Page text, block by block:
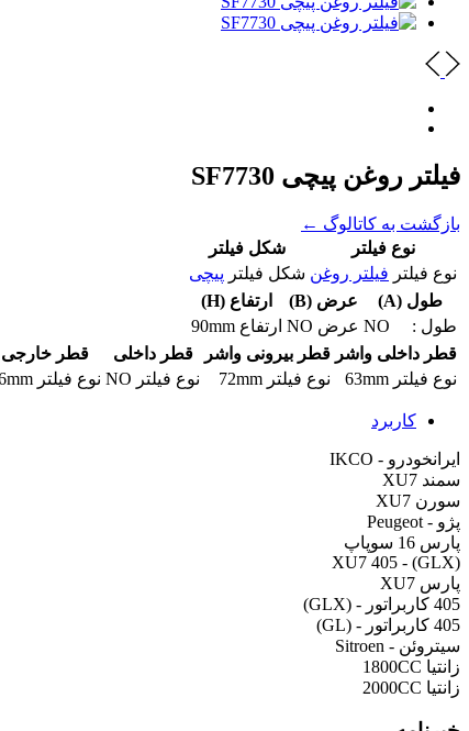
فیلتر روغن پیچی SF7730
بازگشت به کاتالوگ ←
نوع فیلتر
شکل فیلتر
نوع فیلتر فیلتر روغن شکل فیلتر پیچی
طول (A)
عرض (B)
ارتفاع (H)
طول :
عرض ارتفاع
قطر داخلی واشر قطر بیرونی واشر قطر داخلی قطر خارجی
نوع فیلتر
نوع فیلتر نوع فیلتر نوع فیلتر
کاربرد
ایرانخودرو - IKCO
سمند XU7
سورن XU7
پژو - Peugeot
پارس 16 سوپاپ
XU7 405 - (GLX)
پارس XU7
405 کاربراتور - (GLX)
405 کاربراتور - (GL)
سیتروئن - Sitroen
زانتیا 1800CC
زانتیا 2000CC